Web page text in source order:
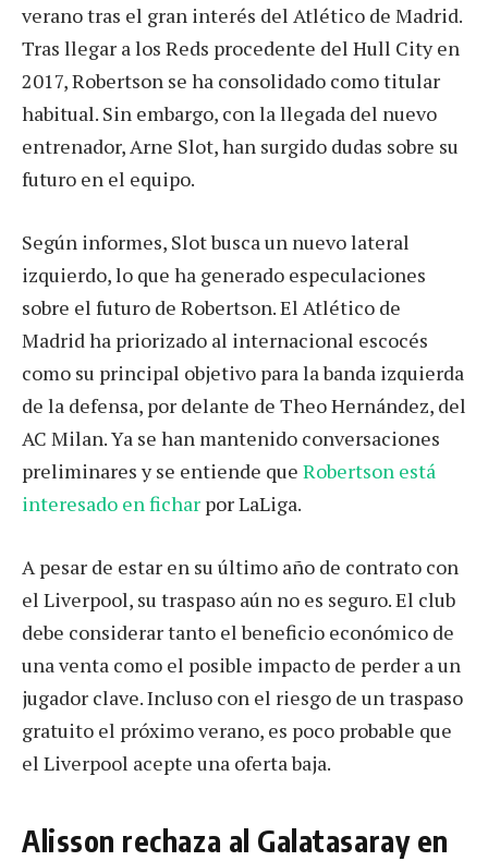
verano tras el gran interés del Atlético de Madrid.
Tras llegar a los Reds procedente del Hull City en
2017, Robertson se ha consolidado como titular
habitual. Sin embargo, con la llegada del nuevo
entrenador, Arne Slot, han surgido dudas sobre su
futuro en el equipo.
Según informes, Slot busca un nuevo lateral
izquierdo, lo que ha generado especulaciones
sobre el futuro de Robertson. El Atlético de
Madrid ha priorizado al internacional escocés
como su principal objetivo para la banda izquierda
de la defensa, por delante de Theo Hernández, del
AC Milan. Ya se han mantenido conversaciones
preliminares y se entiende que Robertson está
interesado en fichar por LaLiga.
A pesar de estar en su último año de contrato con
el Liverpool, su traspaso aún no es seguro. El club
debe considerar tanto el beneficio económico de
una venta como el posible impacto de perder a un
jugador clave. Incluso con el riesgo de un traspaso
gratuito el próximo verano, es poco probable que
el Liverpool acepte una oferta baja.
Alisson rechaza al Galatasaray en